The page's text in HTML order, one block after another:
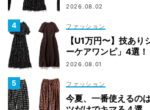
2026.08.02
ファッション
【U1万円〜】技あ
ーケアワンピ」4選！
2026.08.01
ファッション
今夏、一番使えるの